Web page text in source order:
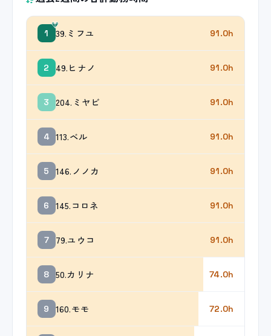
1 39.ミフユ 91.0h
2 49.ヒナノ 91.0h
3 204.ミヤビ 91.0h
4 113.ベル 91.0h
5 146.ノノカ 91.0h
6 145.コロネ 91.0h
7 79.ユウコ 91.0h
8 50.カリナ 74.0h
9 160.モモ 72.0h